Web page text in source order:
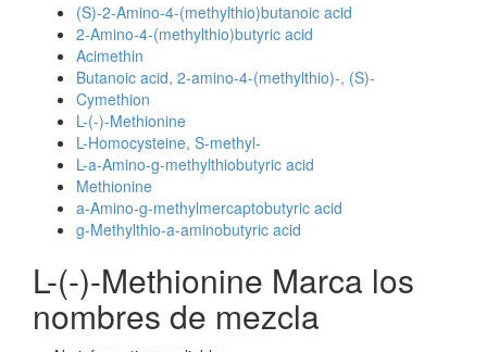
(S)-2-Amino-4-(methylthio)butanoic acid
2-Amino-4-(methylthio)butyric acid
Acimethin
Butanoic acid, 2-amino-4-(methylthio)-, (S)-
Cymethion
L-(-)-Methionine
L-Homocysteine, S-methyl-
L-a-Amino-g-methylthiobutyric acid
Methionine
a-Amino-g-methylmercaptobutyric acid
g-Methylthio-a-aminobutyric acid
L-(-)-Methionine Marca los
nombres de mezcla